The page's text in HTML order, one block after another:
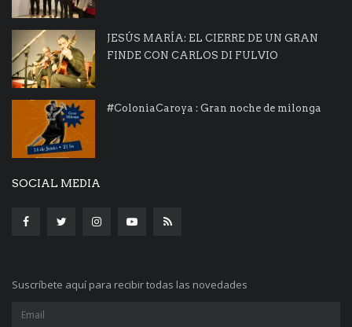
JESÚS MARÍA: EL CIERRE DE UN GRAN
FINDE CON CARLOS DI FULVIO
#ColoniaCaroya : Gran noche de milonga
SOCIAL MEDIA
Suscríbete aquí para recibir todas las novedades